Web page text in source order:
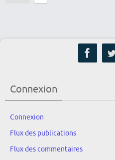
Connexion
Connexion
Flux des publications
Flux des commentaires